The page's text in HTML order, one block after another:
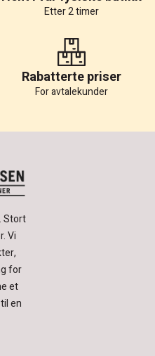
Etter 2 timer
Rabatterte priser
For avtalekunder
Stort
Vi
for
et
en